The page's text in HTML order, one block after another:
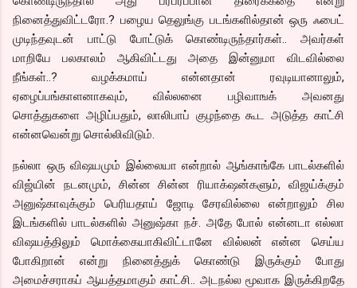
நினைத்துவிட்டரோ.? பழைய தெலுங்கு படங்களில்தான் ஒரு ஃபைட்
முடிந்தவுடன் பாட்டு போட்டுக் கொண்டிருந்தார்கள்.. அவர்கள்
மாறியே பலகாலம் ஆகிவிட்டது அதை இன்னுமா விடவில்லை
நீங்கள்..? வழக்கமாய் என்னதான் ரவுடியானாலும்,
ஏழைப்பங்காளனாகவும், வில்லனை பழிவாஙக் அவனது
சொத்துகளை அழிப்பதும், லாலிபாப் குழந்தை கூட அடுத்த காட்சி
என்னவென்று சொல்லிவிடும்.
நல்லா ஒரு விஷயமும் இல்லையா என்றால் ஆங்காங்கே பாடல்களில்
விஜ்யின் நடனமும், சின்ன சின்ன ரியாக்‌ஷன்களும், விஜய்க்கும்
அனுஷ்காவுக்கும் பெரியதாய் ஜோடி சேரவில்லை என்றாலும் சில
இடங்களில் பாடல்களில் அனுஷ்கா நச். அதே போல் என்னடா எல்லா
விஷயத்திலும் மொக்கையாகிவிட்டானே வில்லன் என்ன செய்ய
போகிறான் என்று நினைத்துக் கொண்டு இருக்கும் போது
அமைச்சராகப் ஆயத்தமாகும் காட்சி.. அடநல்ல மூவாக இருக்கிறதே